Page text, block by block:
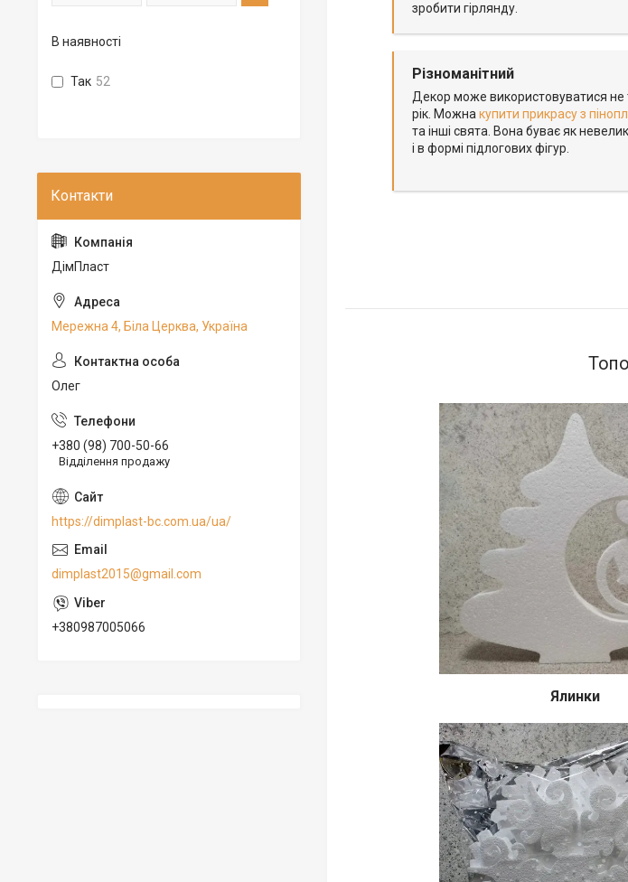
зробити гірлянду.
Різноманітний
Декор може використовуватися не
рік. Можнакупити прикрасу з
та інші свята. Вона буває як
і в формі підлогових фігур.
Ялинки
В наявності
Так 52
ДімПласт
Мережна 4, Біла Церква, Україна
Олег
+380 (98) 700-50-66
Відділення продажу
https://dimplast-bc.com.ua/ua/
dimplast2015@gmail.com
+380987005066